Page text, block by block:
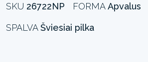
SKU 26722NP FORMAApvalus
SPALVAŠviesiai pilka